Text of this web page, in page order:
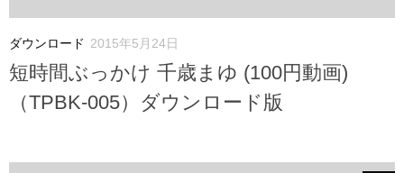
ダウンロード 2015年5月24日
短時間ぶっかけ 千歳まゆ (100円動画)
（TPBK-005）ダウンロード版